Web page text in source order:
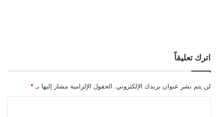
اترك تعليقاً
لن يتم نشر عنوان بريدك الإلكتروني. الحقول الإلزامية مشار إليها بـ *